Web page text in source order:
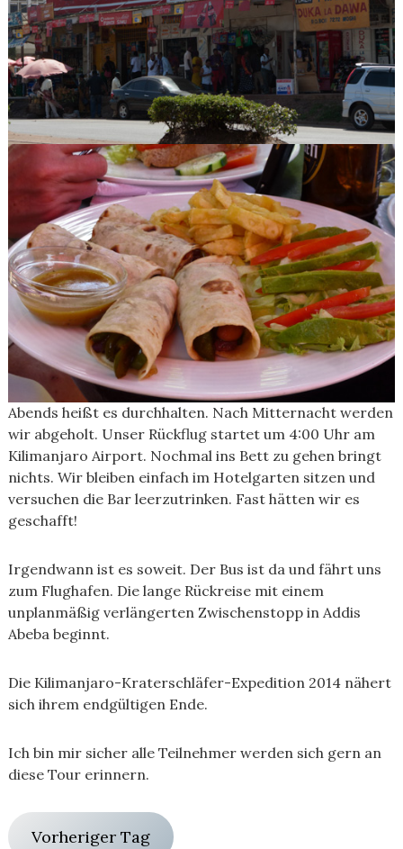
Abends heißt es durchhalten. Nach Mitternacht werden
wir abgeholt. Unser Rückflug startet um 4:00 Uhr am
Kilimanjaro Airport. Nochmal ins Bett zu gehen bringt
nichts. Wir bleiben einfach im Hotelgarten sitzen und
versuchen die Bar leerzutrinken. Fast hätten wir es
geschafft!
Irgendwann ist es soweit. Der Bus ist da und fährt uns
zum Flughafen. Die lange Rückreise mit einem
unplanmäßig verlängerten Zwischenstopp in Addis
Abeba beginnt.
Die Kilimanjaro-Kraterschläfer-Expedition 2014 nähert
sich ihrem endgültigen Ende.
Ich bin mir sicher alle Teilnehmer werden sich gern an
diese Tour erinnern.
Vorheriger Tag